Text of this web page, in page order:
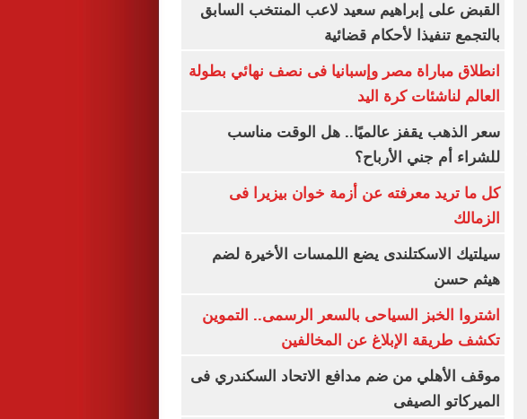
القبض على إبراهيم سعيد لاعب المنتخب السابق
بالتجمع تنفيذا لأحكام قضائية
انطلاق مباراة مصر وإسبانيا فى نصف نهائي بطولة
العالم لناشئات كرة اليد
سعر الذهب يقفز عالميًا.. هل الوقت مناسب
للشراء أم جني الأرباح؟
كل ما تريد معرفته عن أزمة خوان بيزيرا فى
الزمالك
سيلتيك الاسكتلندى يضع اللمسات الأخيرة لضم
هيثم حسن
اشتروا الخبز السياحى بالسعر الرسمى.. التموين
تكشف طريقة الإبلاغ عن المخالفين
موقف الأهلي من ضم مدافع الاتحاد السكندري فى
الميركاتو الصيفى